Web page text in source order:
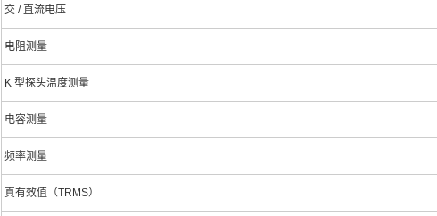
交 / 直流电压
电阻测量
K 型探头温度测量
电容测量
频率测量
真有效值（TRMS）